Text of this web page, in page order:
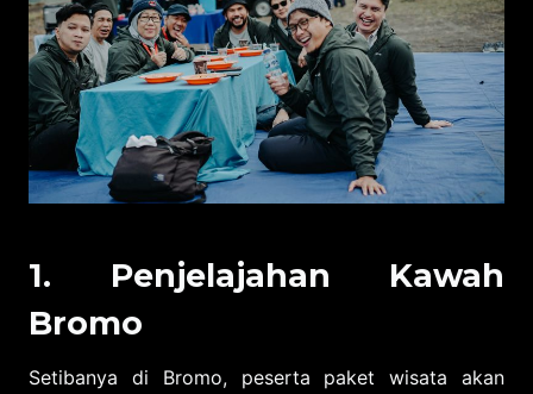
1. Penjelajahan Kawah
Bromo
Setibanya di Bromo, peserta paket wisata akan